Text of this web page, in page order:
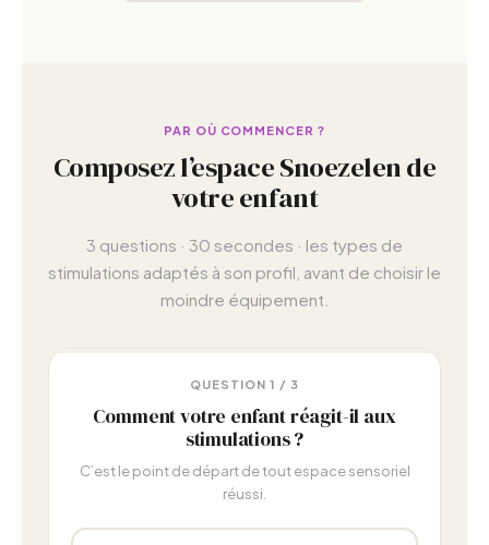
PAR OÙ COMMENCER ?
Composez l’espace Snoezelen de
votre enfant
3 questions · 30 secondes · les types de
stimulations adaptés à son profil, avant de choisir le
moindre équipement.
QUESTION 1 / 3
Comment votre enfant réagit-il aux
stimulations ?
C’est le point de départ de tout espace sensoriel
réussi.